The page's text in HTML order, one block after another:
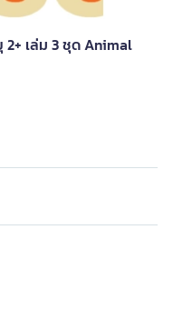
เล่ม 3 ชุด Animal